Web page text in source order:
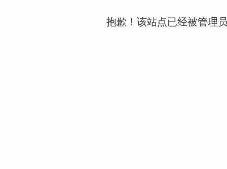
抱歉！该站点已经被管理